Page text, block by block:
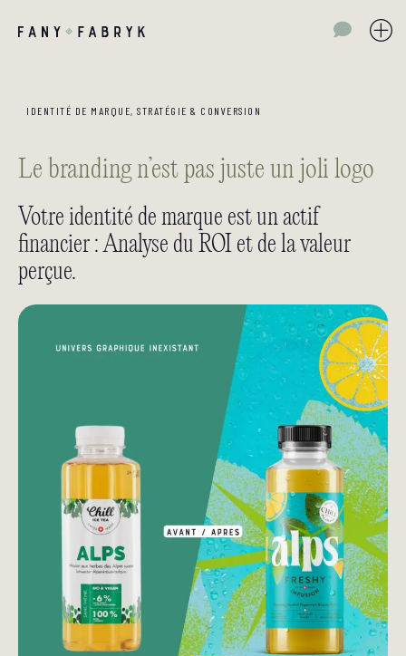
IDENTITÉ DE MARQUE, STRATÉGIE & CONVERSION
Le branding n’est pas juste un joli logo
Votre identité de marque est un actif
financier : Analyse du ROI et de la valeur
perçue.